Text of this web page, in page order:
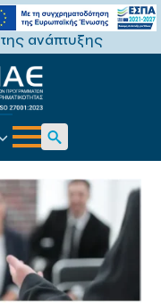
της ανάπτυξης
Search
for: